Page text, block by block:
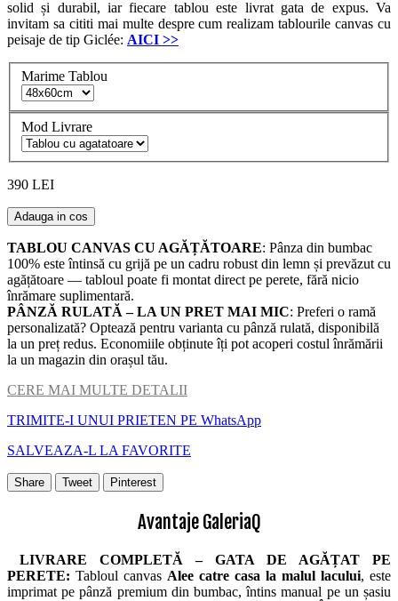
solid și durabil, iar fiecare tablou este livrat gata de expus. Va
invitam sa cititi mai multe despre cum realizam tablourile canvas cu
peisaje de tip Giclée: AICI >>
Marime Tablou
Mod Livrare
390 LEI
Adauga in cos
TABLOU CANVAS CU AGĂȚĂTOARE: Pânza din bumbac
100% este întinsă cu grijă pe un cadru robust din lemn și prevăzut cu
agățătoare — tabloul poate fi montat direct pe perete, fără nicio
înrămare suplimentară.
PÂNZĂ RULATĂ – LA UN PRET MAI MIC: Preferi o ramă
personalizată? Optează pentru varianta cu pânză rulată, disponibilă
la un preț redus. Economiile obținute îți pot acoperi costul înrămării
la un magazin din orașul tău.
CERE MAI MULTE DETALII
TRIMITE-I UNUI PRIETEN PE WhatsApp
SALVEAZA-L LA FAVORITE
Share Tweet Pinterest
Avantaje GaleriaQ
LIVRARE COMPLETĂ – GATA DE AGĂȚAT PE
PERETE: Tabloul canvas Alee catre casa la malul lacului, este
imprimat pe pânză premium din bumbac, întins manual pe un șasiu